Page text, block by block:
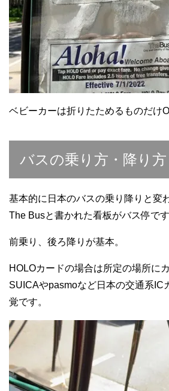
ベビーカーは折りたためるものだけ
バスの乗り方・降り方
基本的に日本のバスの乗り降りと変
The Busと書かれた看板がバス停です
前乗り、後ろ降りが基本。
HOLOカードの場合は所定の場所に
SUICAやpasmoなど日本の交通系IC
覚です。